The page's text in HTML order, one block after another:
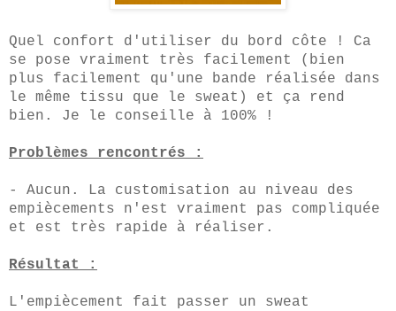
Quel confort d'utiliser du bord côte ! Ca
se pose vraiment très facilement (bien
plus facilement qu'une bande réalisée dans
le même tissu que le sweat) et ça rend
bien. Je le conseille à 100% !
Problèmes rencontrés :
- Aucun. La customisation au niveau des
empiècements n'est vraiment pas compliquée
et est très rapide à réaliser.
Résultat :
L'empiècement fait passer un sweat